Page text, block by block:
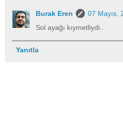
Burak Eren
07 Mayıs,
Sol ayağı kıymetliydi..
Yanıtla